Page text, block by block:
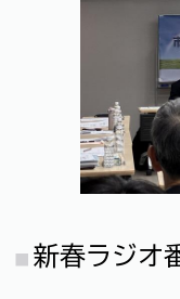
新春ラジオ